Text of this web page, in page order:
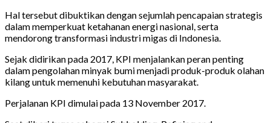
Hal tersebut dibuktikan dengan sejumlah pencapaian strategis
dalam memperkuat ketahanan energi nasional, serta
mendorong transformasi industri migas di Indonesia.
Sejak didirikan pada 2017, KPI menjalankan peran penting
dalam pengolahan minyak bumi menjadi produk-produk olahan
kilang untuk memenuhi kebutuhan masyarakat.
Perjalanan KPI dimulai pada 13 November 2017.